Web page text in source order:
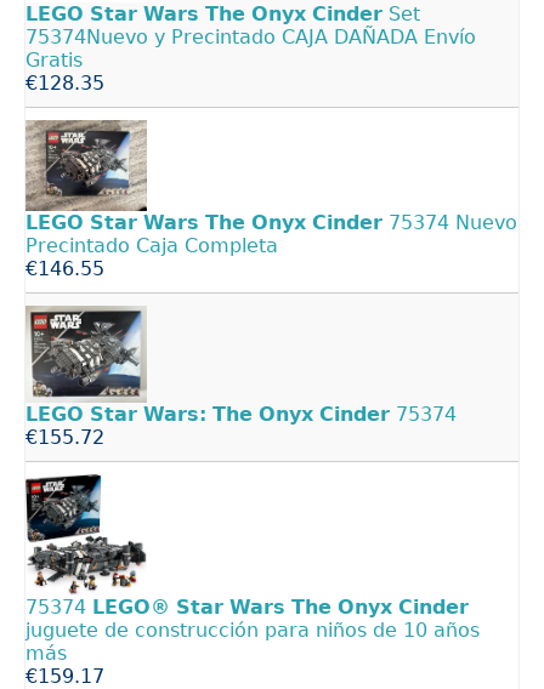
LEGO Star Wars The Onyx Cinder Set
75374Nuevo y Precintado CAJA DAÑADA Envío
Gratis
€128.35
LEGO Star Wars The Onyx Cinder 75374 Nuevo
Precintado Caja Completa
€146.55
LEGO Star Wars: The Onyx Cinder 75374
€155.72
75374 LEGO® Star Wars The Onyx Cinder
juguete de construcción para niños de 10 años
más
€159.17